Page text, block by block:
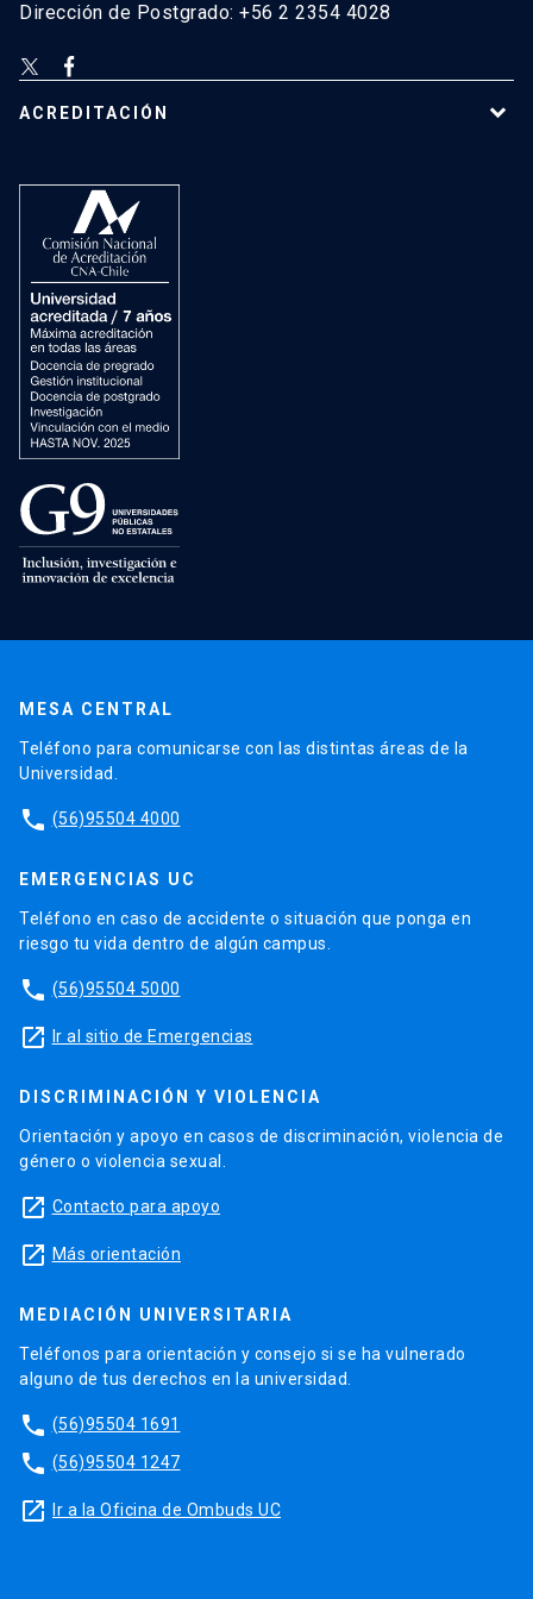
Dirección de Postgrado: +56 2 2354 4028
ACREDITACIÓN
MESA CENTRAL
Teléfono para comunicarse con las distintas áreas de la
Universidad.
phone (56)95504 4000
EMERGENCIAS UC
Teléfono en caso de accidente o situación que ponga en
riesgo tu vida dentro de algún campus.
phone (56)95504 5000
launch Ir al sitio de Emergencias
DISCRIMINACIÓN Y VIOLENCIA
Orientación y apoyo en casos de discriminación, violencia de
género o violencia sexual.
launch Contacto para apoyo
launch Más orientación
MEDIACIÓN UNIVERSITARIA
Teléfonos para orientación y consejo si se ha vulnerado
alguno de tus derechos en la universidad.
phone (56)95504 1691
phone (56)95504 1247
launch Ir a la Oficina de Ombuds UC